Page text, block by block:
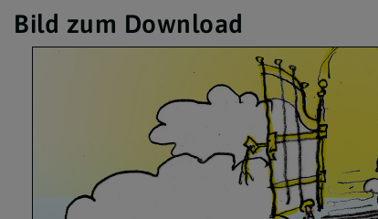
Bild zum Download